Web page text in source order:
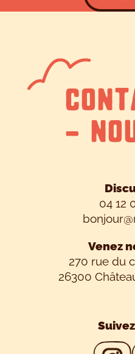
-
04 12
Venez
270 rue du
26300